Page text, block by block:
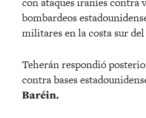
bombardeos
militares en la costa sur del
Teherán respondió
contra bases
Baréin.